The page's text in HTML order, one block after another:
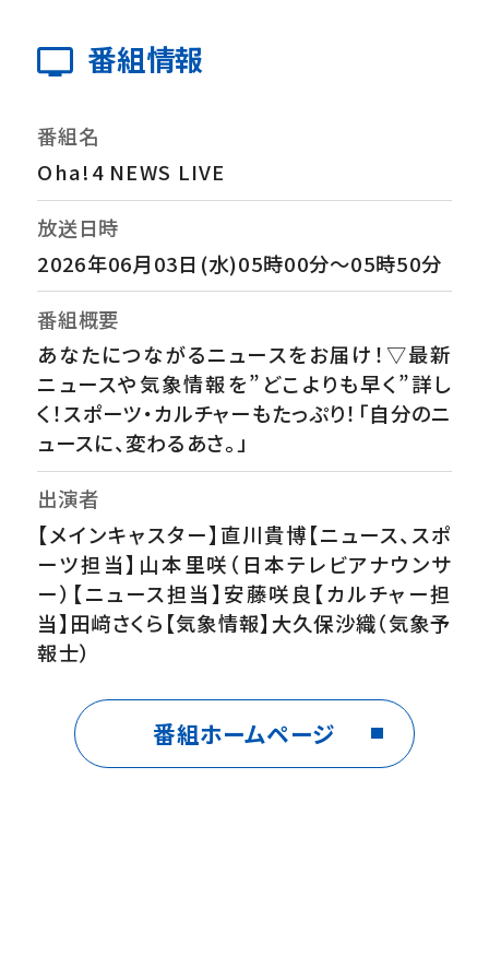
番組情報
番組名
Oha!4 NEWS LIVE
放送日時
2026年06月03日(水)05時00分～05時50分
番組概要
あなたにつながるニュースをお届け！▽最新
ニュースや気象情報を”どこよりも早く”詳し
く！スポーツ・カルチャーもたっぷり！「自分のニ
ュースに、変わるあさ。」
出演者
【メインキャスター】直川貴博【ニュース、スポ
ーツ担当】山本里咲（日本テレビアナウンサ
ー）【ニュース担当】安藤咲良【カルチャー担
当】田﨑さくら【気象情報】大久保沙織（気象予
報士）
番組ホームページ